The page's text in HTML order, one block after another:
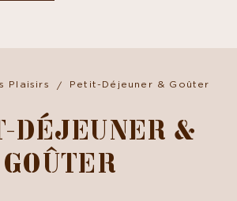
Plaisirs Petit-Déjeuner & Goûter
DÉJEUNER &
GOÛTER